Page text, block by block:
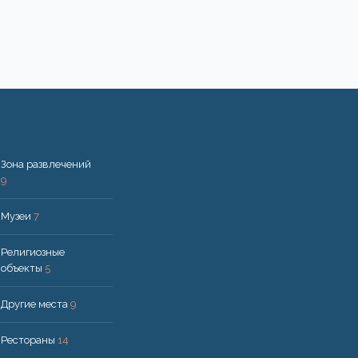
Зона развлечений
9
Музеи 7
Религиозные
объекты 5
Другие места 9
Рестораны 14